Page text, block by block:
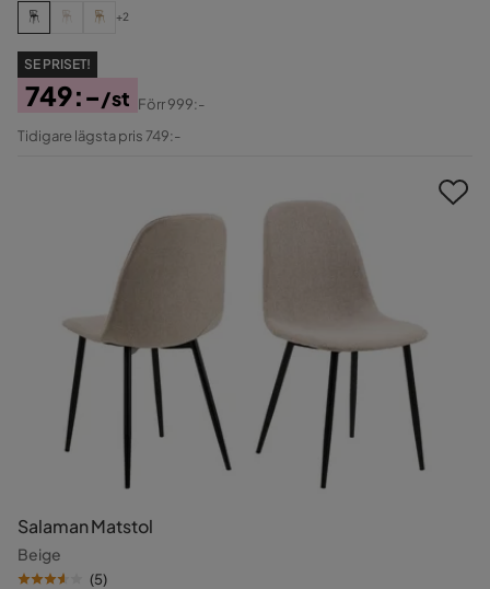
+2
SE PRISET!
Pris
749:-/st
Original
Förr999:-
Tidigare lägsta pris 749:-
Salaman Matstol
Beige
(5)